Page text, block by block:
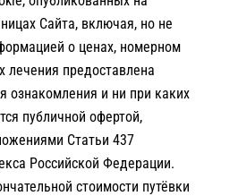
Сайта, включая, но не
о ценах, номерном
лечения предоставлена
ознакомления и ни при каких
публичной офертой,
Статьи 437
Российской Федерации.
стоимости путёвки